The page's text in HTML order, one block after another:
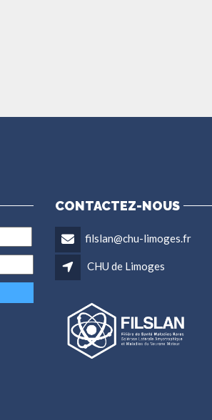
CONTACTEZ-NOUS
filslan@chu-limoges.fr
CHU de Limoges